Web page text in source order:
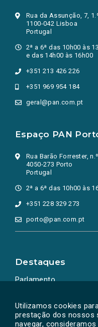
Utilizamos cookies
prestação dos nossos
navegar,
Rua da Assunção, 7,
1100-042 Lisboa
Portugal
2ª a 6ª das 10h00 às
e das 14h00 às 16h00
+351 213 426 226
+351 969 954 184
geral@pan.com.pt
Espaço PAN
Rua Barão Forrester,
4050-273 Porto
Portugal
2ª a 6ª das 10h00 às
+351 228 329 273
porto@pan.com.pt
Destaques
Parlamento